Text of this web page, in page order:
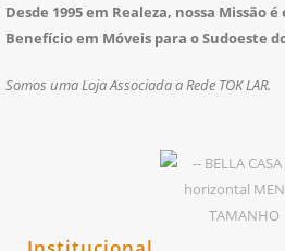
Desde 1995 em Realeza, nossa Missão
Benefício em Móveis para o Sudoeste
Somos uma Loja Associada a Rede TOK LAR.